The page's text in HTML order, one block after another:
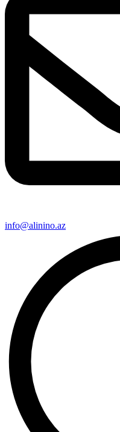
info@alinino.az